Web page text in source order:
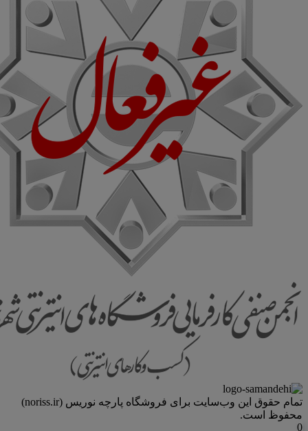
تمام حقوق اين وب‌سايت برای فروشگاه پارچه نوریس (noriss.ir)
محفوظ است.
0